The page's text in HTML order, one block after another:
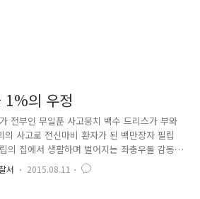
1%의 우정
전부인 무일푼 사고뭉치 백수 드리스가 부와
사고로 전신마비 환자가 된 백만장자 필립
의 집에서 생활하며 벌어지는 좌충우돌 감동
로 한 영화입니다. 이 영화는 지난 2011년 프
스오피스 10주 연속 1위, 누적관객이 1,800만
서 2015.08.11